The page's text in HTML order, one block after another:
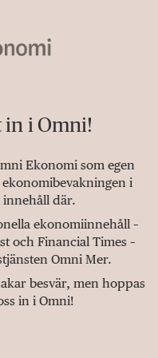
in i Omni!
Ekonomi som egen
i
innehåll där.
ekonomiinnehåll –
och Financial Times –
Omni Mer.
besvär, men hoppas
in i Omni!